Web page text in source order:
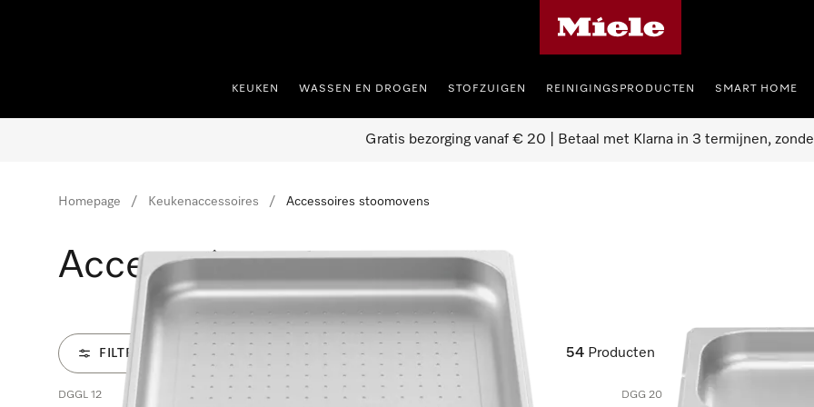
KEUKEN WASSEN EN DROGEN STOFZUIGEN REINIGINGSPRODUCTEN SMART HOME
Gratis bezorging vanaf € 20 | Betaal met Klarna in 3 termijnen,
Homepage Keukenaccessoires Accessoires stoomovens
Accessoires stoomovens
FILTER 54 Producten
DGGL 12 DGG 20